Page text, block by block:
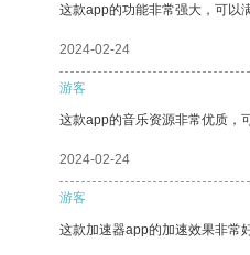
这款app的功能非常强大，可以
2024-02-24
游客
这款app的音乐资源非常优质，
2024-02-24
游客
这款加速器app的加速效果非常